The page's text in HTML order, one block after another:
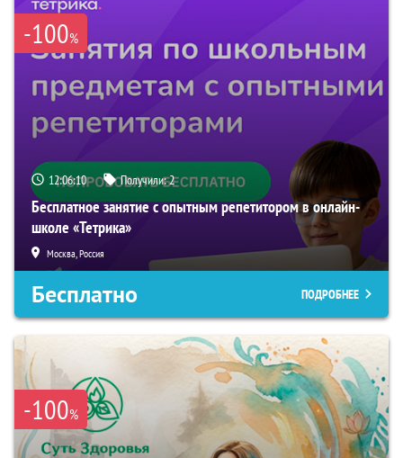
-100%
12:06:09 Получили:2
Бесплатное занятие с опытным репетитором в онлайн-
школе «Тетрика»
Москва, Россия
Бесплатно ПОДРОБНЕЕ
-100%